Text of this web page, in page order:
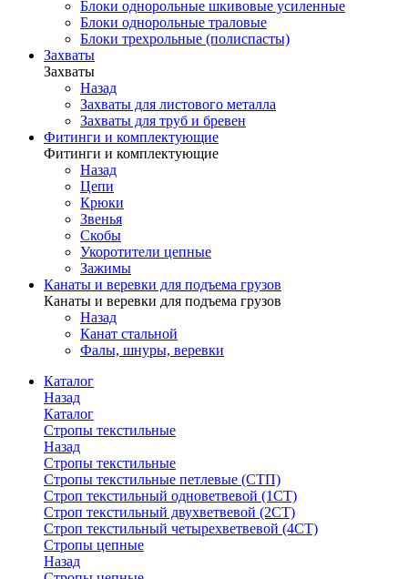
Блоки однорольные шкивовые усиленные
Блоки однорольные траловые
Блоки трехрольные (полиспасты)
Захваты
Захваты
Назад
Захваты для листового металла
Захваты для труб и бревен
Фитинги и комплектующие
Фитинги и комплектующие
Назад
Цепи
Крюки
Звенья
Скобы
Укоротители цепные
Зажимы
Канаты и веревки для подъема грузов
Канаты и веревки для подъема грузов
Назад
Канат стальной
Фалы, шнуры, веревки
Каталог
Назад
Каталог
Стропы текстильные
Назад
Стропы текстильные
Стропы текстильные петлевые (СТП)
Строп текстильный одноветвевой (1СТ)
Строп текстильный двухветвевой (2СТ)
Строп текстильный четырехветвевой (4СТ)
Стропы цепные
Назад